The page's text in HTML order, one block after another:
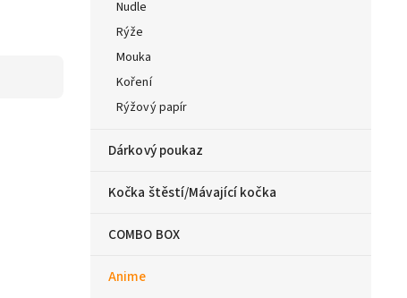
Nudle
Rýže
Mouka
Koření
Rýžový papír
Dárkový poukaz
Kočka štěstí/Mávající kočka
COMBO BOX
Anime